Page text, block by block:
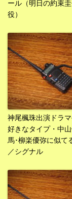
ール（明日の約束
役）
神尾楓珠出演ドラ
好きなタイプ・中
馬･柳楽優弥に似て
／シグナル